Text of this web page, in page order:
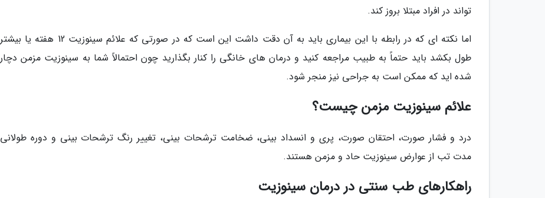
تواند در افراد مبتلا بروز کند.
اما نکته ای که در رابطه با این بیماری باید به آن دقت داشت این است که در صورتی که علائم سینوزیت 12 هفته یا بیشتر
طول بکشد باید حتماً به طبیب مراجعه کنید و درمان های خانگی را کنار بگذارید چون احتمالاً شما به سینوزیت مزمن دچار
شده اید که ممکن است به جراحی نیز منجر شود.
علائم سینوزیت مزمن چیست؟
درد و فشار صورت، احتقان صورت، پری و انسداد بینی، ضخامت ترشحات بینی، تغییر رنگ ترشحات بینی و دوره طولانی
مدت تب از عوارض سینوزیت حاد و مزمن هستند.
راهکارهای طب سنتی در درمان سینوزیت